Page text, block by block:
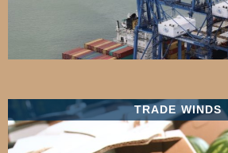
TRADE WINDS